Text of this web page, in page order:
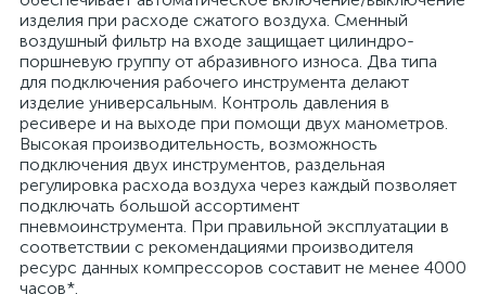
изделия при расходе сжатого воздуха. Сменный
воздушный фильтр на входе защищает цилиндро-
поршневую группу от абразивного износа. Два типа
для подключения рабочего инструмента делают
изделие универсальным. Контроль давления в
ресивере и на выходе при помощи двух манометров.
Высокая производительность, возможность
подключения двух инструментов, раздельная
регулировка расхода воздуха через каждый позволяет
подключать большой ассортимент
пневмоинструмента. При правильной эксплуатации в
соответствии с рекомендациями производителя
ресурс данных компрессоров составит не менее 4000
часов*.